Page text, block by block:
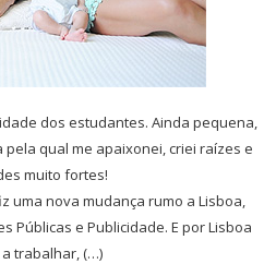
dos estudantes. Ainda pequena,
qual me apaixonei, criei raízes e
muito fortes!
uma nova mudança rumo a Lisboa,
Públicas e Publicidade. E por Lisboa
trabalhar, (…)